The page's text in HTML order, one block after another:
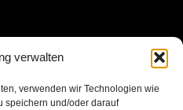
verwalten
verwenden wir Technologien wie
speichern und/oder darauf